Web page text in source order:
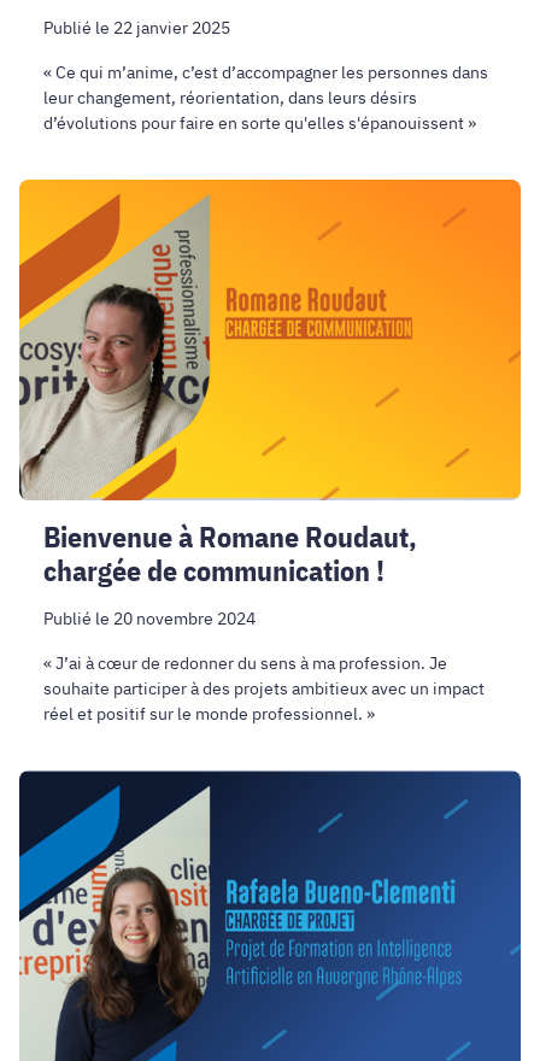
Publié le 22 janvier 2025
« Ce qui m’anime, c’est d’accompagner les personnes dans
leur changement, réorientation, dans leurs désirs
d’évolutions pour faire en sorte qu'elles s'épanouissent »
Bienvenue
Romane
Roudaut,
chargée
de
communication
!
Bienvenue à Romane Roudaut,
chargée de communication !
Publié le 20 novembre 2024
« J’ai à cœur de redonner du sens à ma profession. Je
souhaite participer à des projets ambitieux avec un impact
réel et positif sur le monde professionnel. »
Bienvenue
Rafaela
Bueno-
Clementi,
Chargée
de
projet
FIAURA